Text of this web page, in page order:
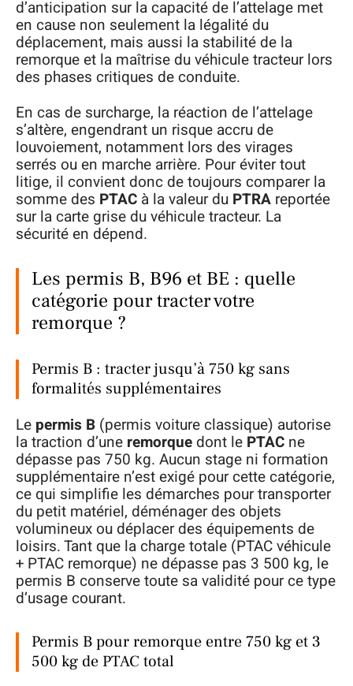
d’anticipation sur la capacité de l’attelage met
en cause non seulement la légalité du
déplacement, mais aussi la stabilité de la
remorque et la maîtrise du véhicule tracteur lors
des phases critiques de conduite.
En cas de surcharge, la réaction de l’attelage
s’altère, engendrant un risque accru de
louvoiement, notamment lors des virages
serrés ou en marche arrière. Pour éviter tout
litige, il convient donc de toujours comparer la
somme des PTAC à la valeur du PTRA reportée
sur la carte grise du véhicule tracteur. La
sécurité en dépend.
Les permis B, B96 et BE : quelle
catégorie pour tracter votre
remorque ?
Permis B : tracter jusqu’à 750 kg sans
formalités supplémentaires
Le permis B (permis voiture classique) autorise
la traction d’une remorque dont le PTAC ne
dépasse pas 750 kg. Aucun stage ni formation
supplémentaire n’est exigé pour cette catégorie,
ce qui simplifie les démarches pour transporter
du petit matériel, déménager des objets
volumineux ou déplacer des équipements de
loisirs. Tant que la charge totale (PTAC véhicule
+ PTAC remorque) ne dépasse pas 3 500 kg, le
permis B conserve toute sa validité pour ce type
d’usage courant.
Permis B pour remorque entre 750 kg et 3
500 kg de PTAC total